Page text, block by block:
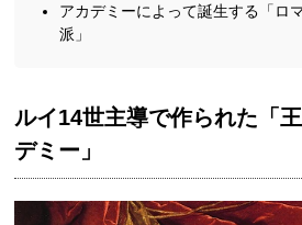
アカデミーによって誕生する「ロ
派」
ルイ14世主導で作られた「
デミー」